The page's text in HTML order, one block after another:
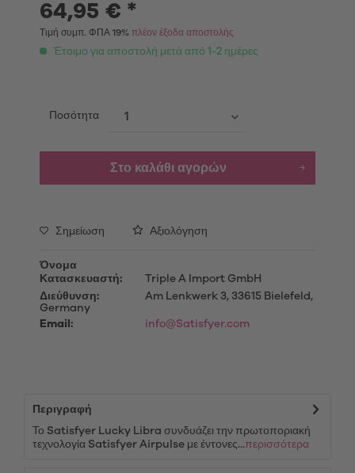
64,95 € *
Τιμή συμπ. ΦΠΑ 19% πλέον έξοδα αποστολής
Έτοιμο για αποστολή μετά από 1-2 ημέρες
Ποσότητα
Στο καλάθι αγορών
Σημείωση Αξιολόγηση
Όνομα
Κατασκευαστή:
Triple A Import GmbH
Διεύθυνση:
Am Lenkwerk 3, 33615 Bielefeld,
Germany
Email:
info@Satisfyer.com
Περιγραφή
Το Satisfyer Lucky Libra συνδυάζει την πρωτοποριακή
τεχνολογία Satisfyer Airpulse με έντονες...περισσότερα